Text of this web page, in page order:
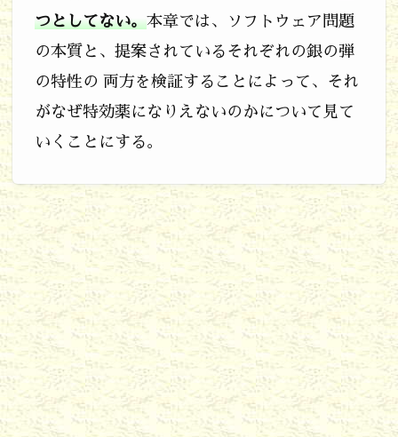
d
e
n
o
w
つとしてない。本章では、ソフトウェア問題
の本質と、提案されているそれぞれの銀の弾
の特性の 両方を検証することによって、それ
がなぜ特効薬になりえないのかについて見て
いくことにする。